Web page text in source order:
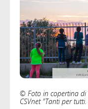
© Foto in copertina di
CSVnet "Tanti per